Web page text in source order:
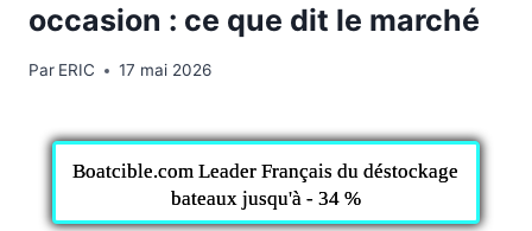
occasion : ce que dit le marché
Par ERIC 17 mai 2026
Boatcible.com Leader Français du déstockage
bateaux jusqu'à - 34 %